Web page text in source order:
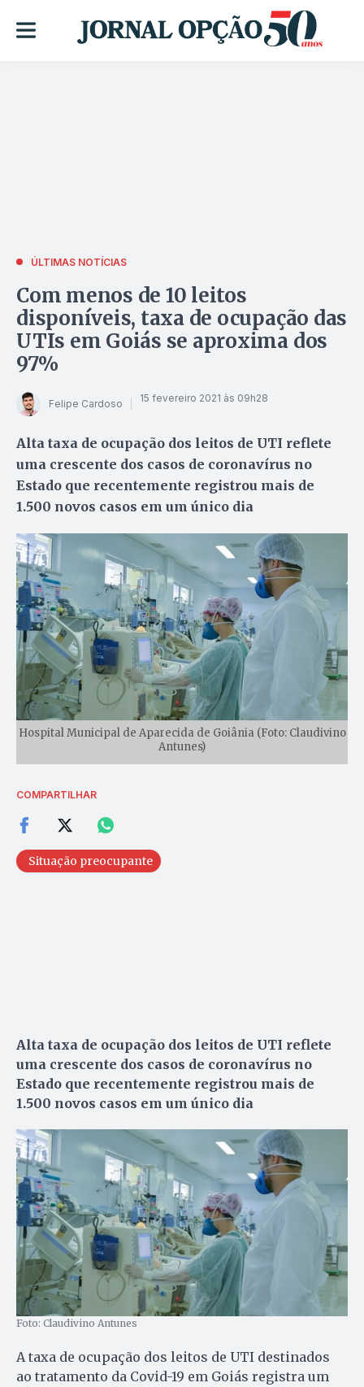
ÚLTIMAS NOTÍCIAS
Com menos de 10 leitos
disponíveis, taxa de ocupação das
UTIs em Goiás se aproxima dos
97%
Felipe Cardoso 15 fevereiro 2021 às 09h28
Alta taxa de ocupação dos leitos de UTI reflete
uma crescente dos casos de coronavírus no
Estado que recentemente registrou mais de
1.500 novos casos em um único dia
Hospital Municipal de Aparecida de Goiânia (Foto: Claudivino
Antunes)
COMPARTILHAR
Situação preocupante
Alta taxa de ocupação dos leitos de UTI reflete
uma crescente dos casos de coronavírus no
Estado que recentemente registrou mais de
1.500 novos casos em um único dia
Foto: Claudivino Antunes
A taxa de ocupação dos leitos de UTI destinados
ao tratamento da Covid-19 em Goiás registra um